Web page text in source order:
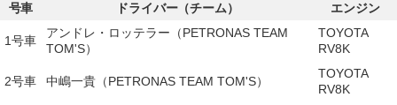
号車 ドライバー（チーム） エンジン
1号車
アンドレ・ロッテラー（PETRONAS TEAM
TOM'S）
TOYOTA
RV8K
2号車 中嶋一貴（PETRONAS TEAM TOM'S）
TOYOTA
RV8K